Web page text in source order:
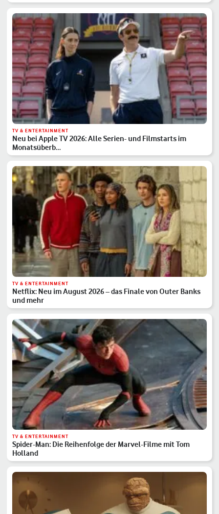
TV & ENTERTAINMENT
Neu bei Apple TV 2026: Alle Serien- und Filmstarts im
Monatsüberb…
TV & ENTERTAINMENT
Netflix: Neu im August 2026 – das Finale von Outer Banks
und mehr
TV & ENTERTAINMENT
Spider-Man: Die Reihenfolge der Marvel-Filme mit Tom
Holland